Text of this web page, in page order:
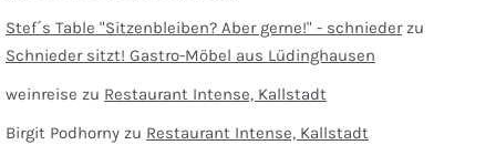
Stef´s Table "Sitzenbleiben? Aber gerne!" - schniederzu
Schnieder sitzt! Gastro-Möbel aus Lüdinghausen
weinreise zu Restaurant Intense, Kallstadt
Birgit Podhorny zu Restaurant Intense, Kallstadt